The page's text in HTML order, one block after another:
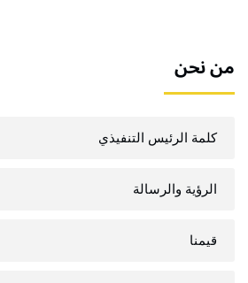
من نحن
كلمة الرئيس التنفيذي
الرؤية والرسالة
قيمنا